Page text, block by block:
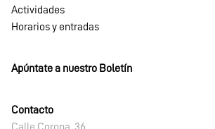
Actividades
Horarios y entradas
Apúntate a nuestro Boletín
Contacto